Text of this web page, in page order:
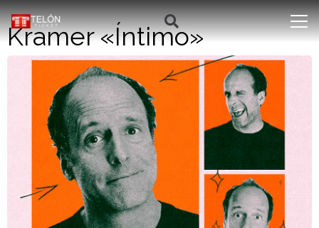
Kramer «Íntimo»